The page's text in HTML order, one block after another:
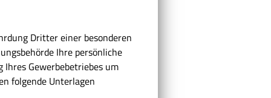
Dritter einer besonderen
Ihre persönliche
Gewerbebetriebes um
folgende Unterlagen